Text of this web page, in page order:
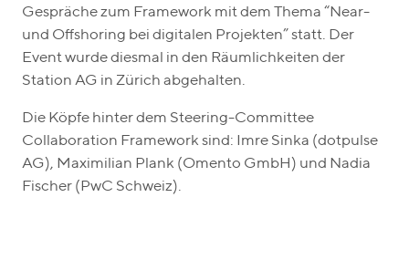
Gespräche zum Framework mit dem Thema “Near-
und Offshoring bei digitalen Projekten” statt. Der
Event wurde diesmal in den Räumlichkeiten der
Station AG in Zürich abgehalten.
Die Köpfe hinter dem Steering-Committee
Collaboration Framework sind: Imre Sinka (dotpulse
AG), Maximilian Plank (Omento GmbH) und Nadia
Fischer (PwC Schweiz).